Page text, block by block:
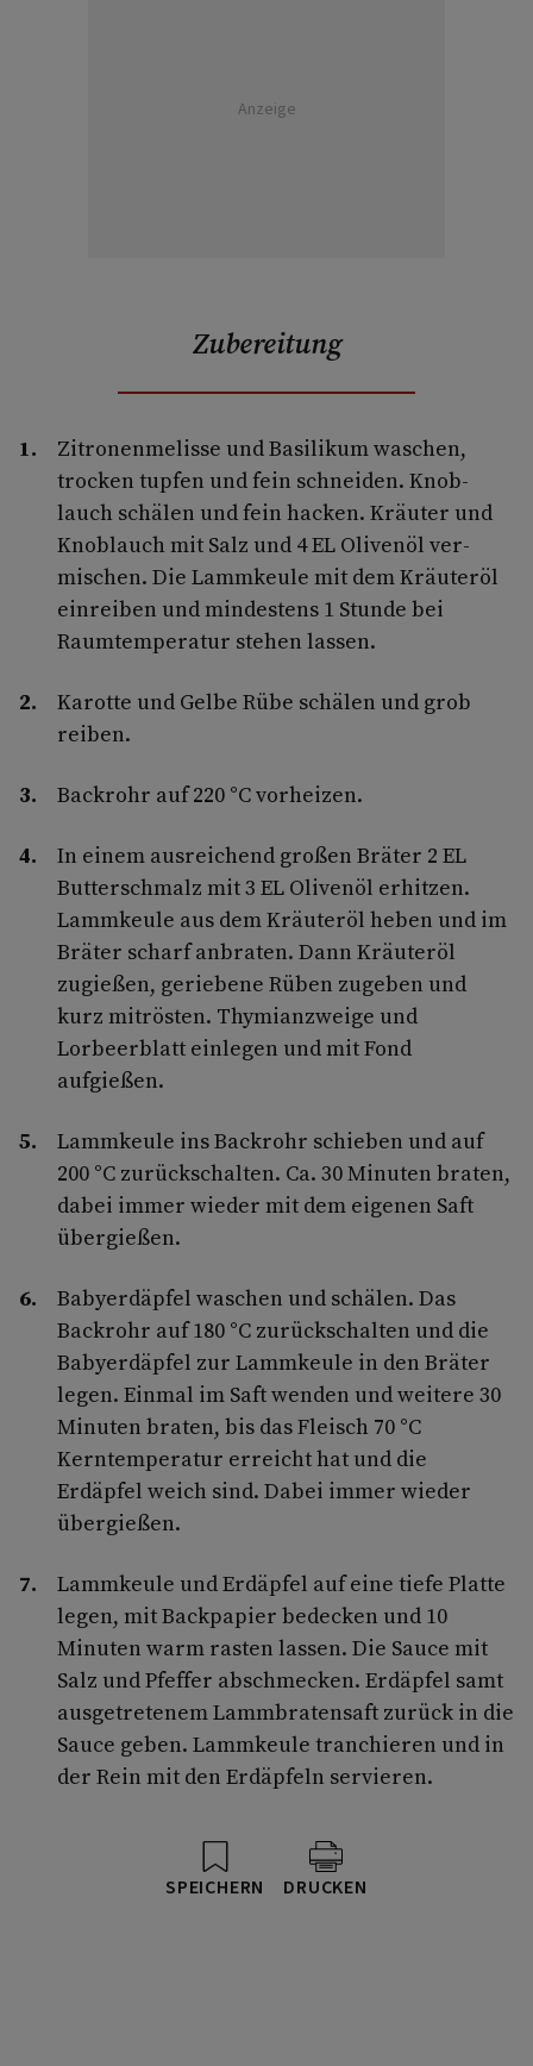
Anzeige
Zubereitung
Zitronenmelisse und Basilikum waschen,
trocken tupfen und fein schneiden. Knob­
lauch schälen und fein hacken. Kräuter und
Knoblauch mit Salz und 4 EL Olivenöl ver­
mischen. Die Lammkeule mit dem Kräuteröl
einreiben und mindestens 1 Stunde bei
Raumtemperatur stehen lassen.
Karotte und Gelbe Rübe schälen und grob
reiben.
Backrohr auf 220 °C vorheizen.
In einem ausreichend großen Bräter 2 EL
Butterschmalz mit 3 EL Olivenöl erhitzen.
Lammkeule aus dem Kräuteröl heben und im
Bräter scharf anbraten. Dann Kräuteröl
zugießen, geriebene Rüben zugeben und
kurz mitrösten. Thymianzweige und
Lorbeerblatt einlegen und mit Fond
aufgießen.
Lammkeule ins Backrohr schieben und auf
200 °C zurückschalten. Ca. 30 Minuten braten,
dabei immer wieder mit dem eigenen Saft
übergießen.
Babyerdäpfel waschen und schälen. Das
Backrohr auf 180 °C zurückschalten und die
Babyerdäpfel zur Lammkeule in den Bräter
legen. Einmal im Saft wenden und weitere 30
Minuten braten, bis das Fleisch 70 °C
Kerntemperatur erreicht hat und die
Erdäpfel weich sind. Dabei immer wieder
übergießen.
Lammkeule und Erdäpfel auf eine tiefe Platte
legen, mit Backpapier bedecken und 10
Minuten warm rasten lassen. Die Sauce mit
Salz und Pfeffer abschmecken. Erdäpfel samt
ausgetretenem Lammbratensaft zurück in die
Sauce geben. Lammkeule tranchieren und in
der Rein mit den Erdäpfeln servieren.
SPEICHERN DRUCKEN